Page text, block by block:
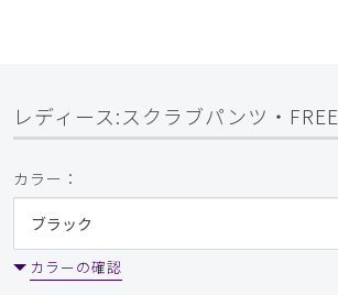
レディース:スクラブパンツ・FREE
カラー：
カラーの確認